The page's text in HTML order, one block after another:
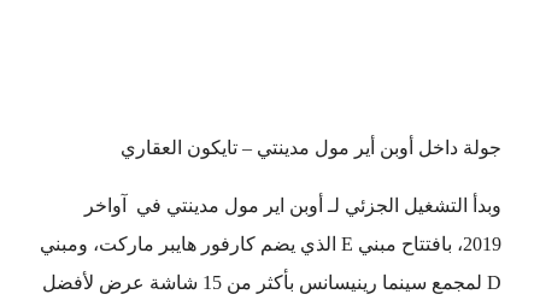
جولة داخل أوبن أير مول مدينتي – تايكون العقاري
وبدأ التشغيل الجزئي لـ أوبن اير مول مدينتي في آواخر
2019، بافتتاح مبني E الذي يضم كارفور هايبر ماركت، ومبني
D لمجمع سينما رينيسانس بأكثر من 15 شاشة عرض لأفضل